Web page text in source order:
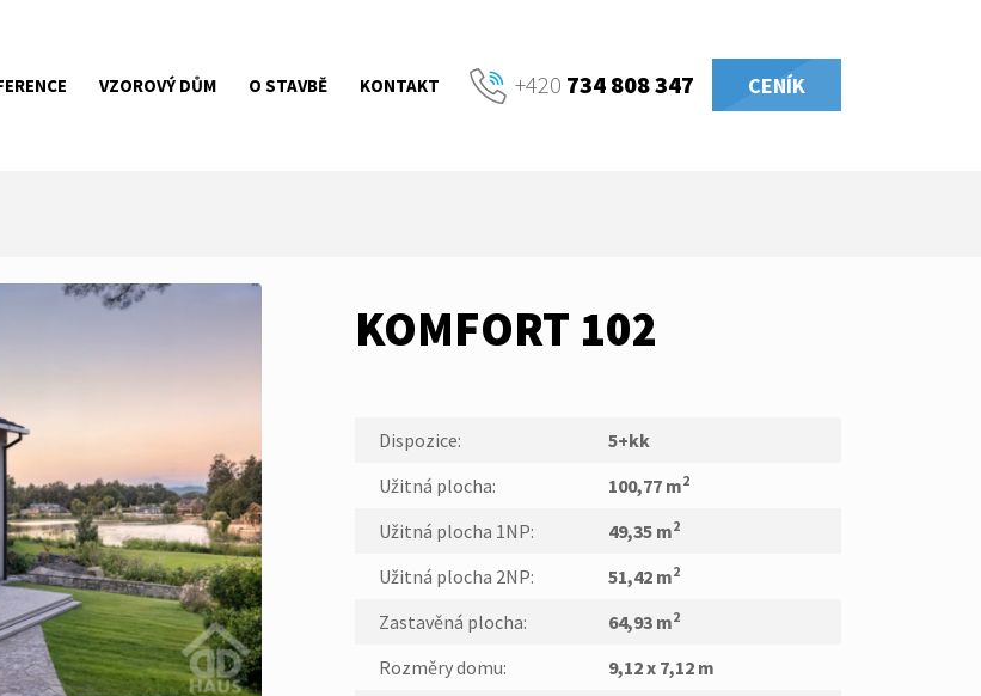
VZOROVÝ DŮM O STAVBĚ KONTAKT +420 734 808 347 CENÍK
KOMFORT 102
Dispozice:
5+kk
Užitná plocha:
100,77 m2
Užitná plocha 1NP: 49,35 m2
Užitná plocha 2NP: 51,42 m2
Zastavěná plocha: 64,93 m2
Rozměry domu:
9,12 x 7,12 m